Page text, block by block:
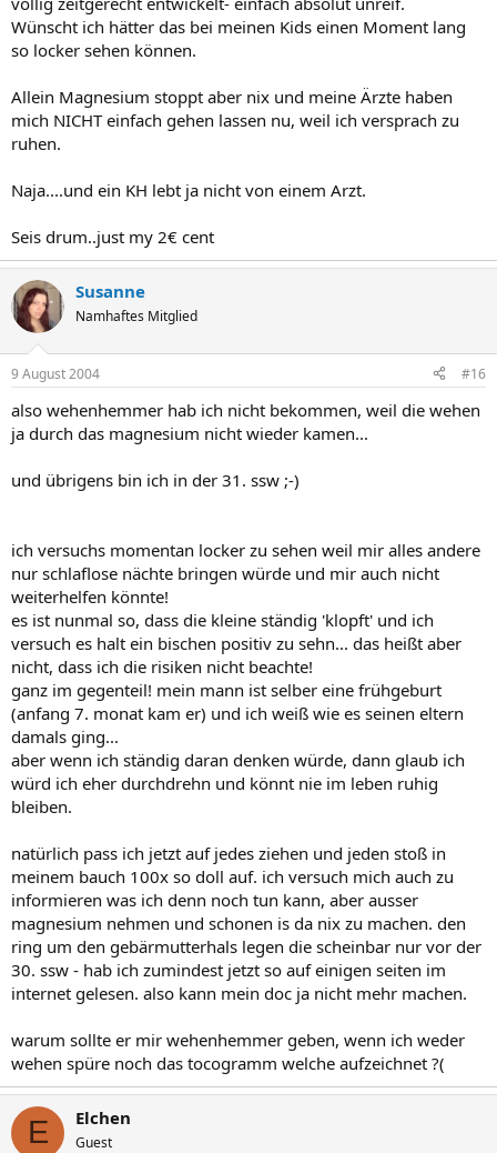
Wünscht ich hätter das bei meinen Kids einen Moment lang
so locker sehen können.
Allein Magnesium stoppt aber nix und meine Ärzte haben
mich NICHT einfach gehen lassen nu, weil ich versprach zu
ruhen.
Naja....und ein KH lebt ja nicht von einem Arzt.
Seis drum..just my 2€ cent
Susanne
Namhaftes Mitglied
9 August 2004 #16
also wehenhemmer hab ich nicht bekommen, weil die wehen
ja durch das magnesium nicht wieder kamen...
und übrigens bin ich in der 31. ssw ;-)
ich versuchs momentan locker zu sehen weil mir alles andere
nur schlaflose nächte bringen würde und mir auch nicht
weiterhelfen könnte!
es ist nunmal so, dass die kleine ständig 'klopft' und ich
versuch es halt ein bischen positiv zu sehn... das heißt aber
nicht, dass ich die risiken nicht beachte!
ganz im gegenteil! mein mann ist selber eine frühgeburt
(anfang 7. monat kam er) und ich weiß wie es seinen eltern
damals ging...
aber wenn ich ständig daran denken würde, dann glaub ich
würd ich eher durchdrehn und könnt nie im leben ruhig
bleiben.
natürlich pass ich jetzt auf jedes ziehen und jeden stoß in
meinem bauch 100x so doll auf. ich versuch mich auch zu
informieren was ich denn noch tun kann, aber ausser
magnesium nehmen und schonen is da nix zu machen. den
ring um den gebärmutterhals legen die scheinbar nur vor der
30. ssw - hab ich zumindest jetzt so auf einigen seiten im
internet gelesen. also kann mein doc ja nicht mehr machen.
warum sollte er mir wehenhemmer geben, wenn ich weder
wehen spüre noch das tocogramm welche aufzeichnet ?(
E Elchen
Guest